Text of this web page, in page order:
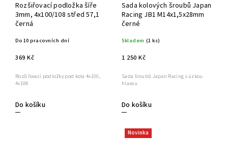
Rozšiřovací podložka šíře
3mm, 4x100/108 střed 57,1
černá
Do 10 pracovních dní
369 Kč
Do košíku
Rozšiřovací podložky pod kola 4x100,
4x108
Sada kolových šroubů Japan
Racing JB1 M14x1,5x28mm
černé
Skladem (1 ks)
1 250 Kč
Do košíku
Sada šroubů Japan Racing s úzkou
hlavou
Novinka